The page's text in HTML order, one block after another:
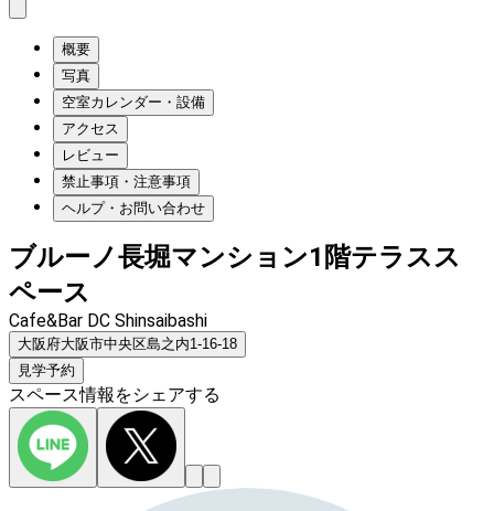
概要
写真
空室カレンダー・設備
アクセス
レビュー
禁止事項・注意事項
ヘルプ・お問い合わせ
ブルーノ長堀マンション1階テラスス
ペース
Cafe&Bar DC Shinsaibashi
大阪府大阪市中央区島之内1-16-18
見学予約
スペース情報をシェアする